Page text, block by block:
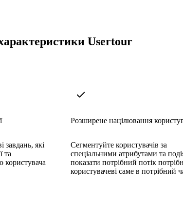
Usertour
завдань, які
та
користувача
Розширене націлювання
Сегментуйте користувачів за
спеціальними атрибутами та
показати потрібний потік
користувачеві саме в потрібний